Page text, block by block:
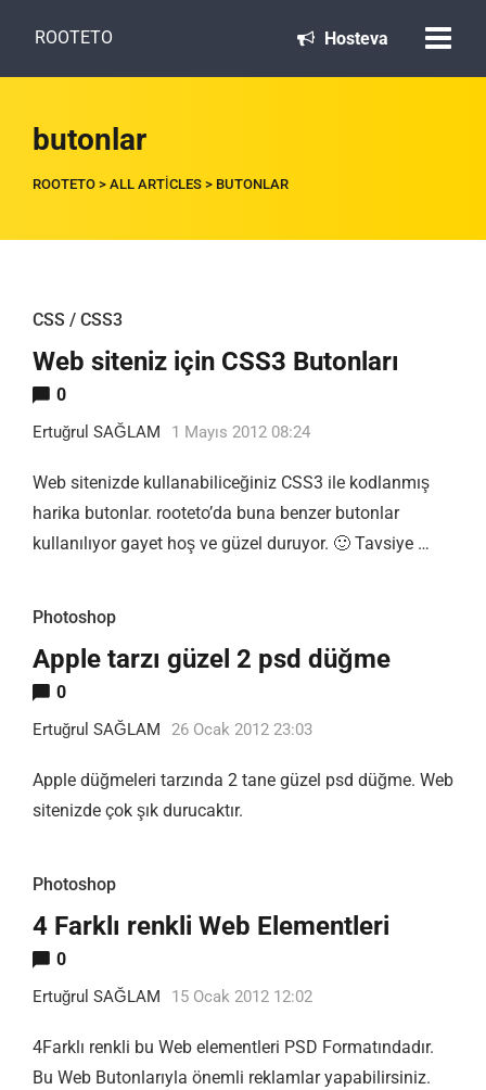
ROOTETO Hosteva
butonlar
ROOTETO > ALL ARTICLES > BUTONLAR
CSS / CSS3
Web siteniz için CSS3 Butonları
0
Ertuğrul SAĞLAM 1 Mayıs 2012 08:24
Web sitenizde kullanabiliceğiniz CSS3 ile kodlanmış
harika butonlar. rooteto’da buna benzer butonlar
kullanılıyor gayet hoş ve güzel duruyor. 🙂 Tavsiye …
Photoshop
Apple tarzı güzel 2 psd düğme
0
Ertuğrul SAĞLAM 26 Ocak 2012 23:03
Apple düğmeleri tarzında 2 tane güzel psd düğme. Web
sitenizde çok şık durucaktır.
Photoshop
4 Farklı renkli Web Elementleri
0
Ertuğrul SAĞLAM 15 Ocak 2012 12:02
4Farklı renkli bu Web elementleri PSD Formatındadır.
Bu Web Butonlarıyla önemli reklamlar yapabilirsiniz.